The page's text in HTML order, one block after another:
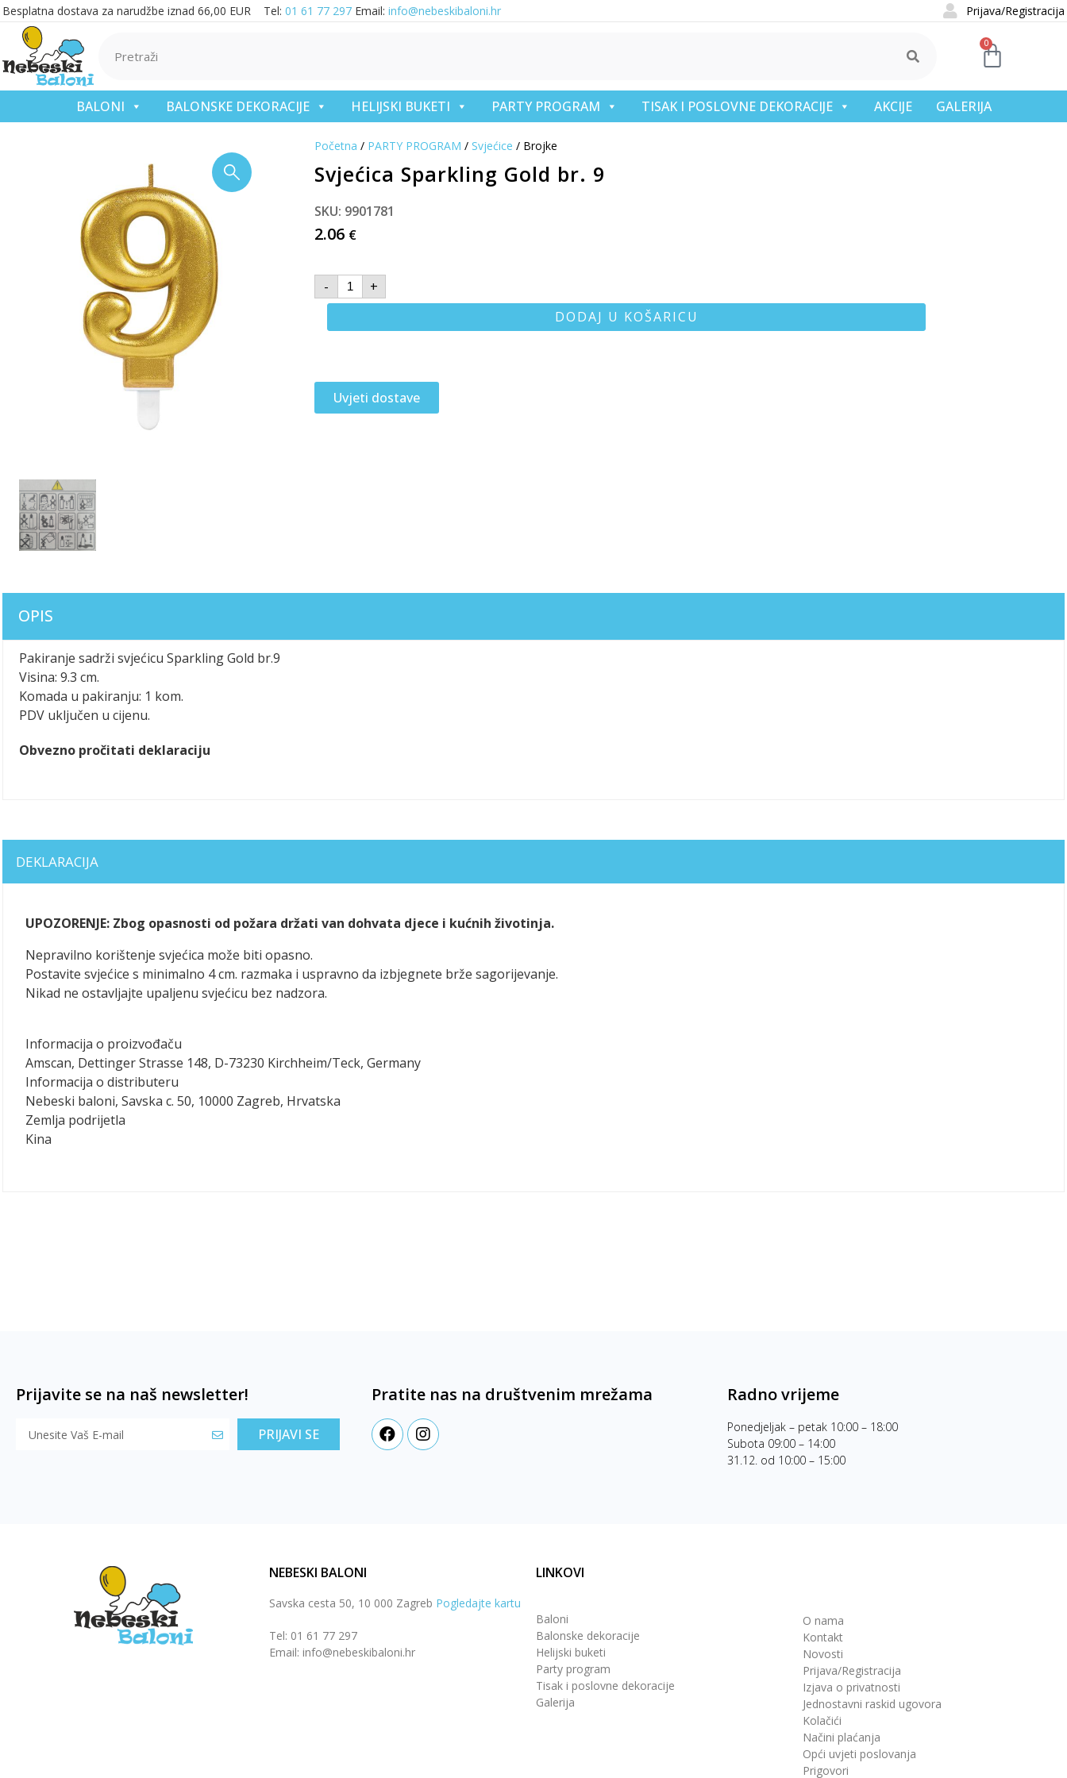
Besplatna dostava za narudžbe iznad 66,00 EUR Tel: 01 61 77 297 Email: info@nebeskibaloni.hr Prijava/Registracija
0
BALONI BALONSKE DEKORACIJE HELIJSKI BUKETI PARTY PROGRAM TISAK I POSLOVNE DEKORACIJE AKCIJE GALERIJA
Početna / PARTY PROGRAM / Svjećice / Brojke
Svjećica Sparkling Gold br. 9
SKU: 9901781
2.06 €
-
+
DODAJ U KOŠARICU
Uvjeti dostave
OPIS
Pakiranje sadrži svjećicu Sparkling Gold br.9
Visina: 9.3 cm.
Komada u pakiranju: 1 kom.
PDV uključen u cijenu.
Obvezno pročitati deklaraciju
DEKLARACIJA
UPOZORENJE: Zbog opasnosti od požara držati van dohvata djece i kućnih životinja.
Nepravilno korištenje svjećica može biti opasno.
Postavite svjećice s minimalno 4 cm. razmaka i uspravno da izbjegnete brže sagorijevanje.
Nikad ne ostavljajte upaljenu svjećicu bez nadzora.
Informacija o proizvođaču
Amscan, Dettinger Strasse 148, D-73230 Kirchheim/Teck, Germany
Informacija o distributeru
Nebeski baloni, Savska c. 50, 10000 Zagreb, Hrvatska
Zemlja podrijetla
Kina
Prijavite se na naš newsletter!
PRIJAVI SE
Pratite nas na društvenim mrežama Radno vrijeme
Ponedjeljak – petak 10:00 – 18:00
Subota 09:00 – 14:00
31.12. od 10:00 – 15:00
NEBESKI BALONI
Savska cesta 50, 10 000 Zagreb Pogledajte kartu
Tel: 01 61 77 297
Email: info@nebeskibaloni.hr
LINKOVI
Baloni
Balonske dekoracije
Helijski buketi
Party program
Tisak i poslovne dekoracije
Galerija
O nama
Kontakt
Novosti
Prijava/Registracija
Izjava o privatnosti
Jednostavni raskid ugovora
Kolačići
Načini plaćanja
Opći uvjeti poslovanja
Prigovori